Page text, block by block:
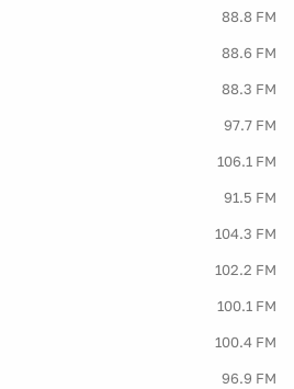
88.8 FM
88.6 FM
88.3 FM
97.7 FM
106.1 FM
91.5 FM
104.3 FM
102.2 FM
100.1 FM
100.4 FM
96.9 FM